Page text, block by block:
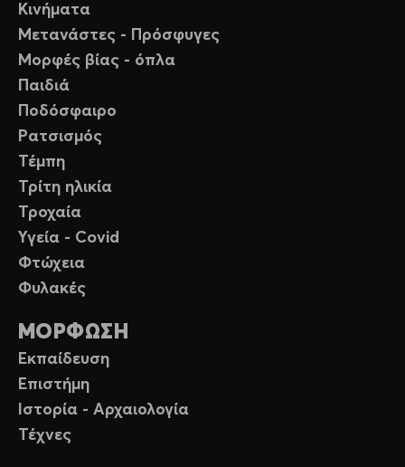
Κινήματα
Μετανάστες - Πρόσφυγες
Μορφές βίας - όπλα
Παιδιά
Ποδόσφαιρο
Ρατσισμός
Τέμπη
Τρίτη ηλικία
Τροχαία
Υγεία - Covid
Φτώχεια
Φυλακές
ΜΟΡΦΩΣΗ
Εκπαίδευση
Επιστήμη
Ιστορία - Αρχαιολογία
Τέχνες